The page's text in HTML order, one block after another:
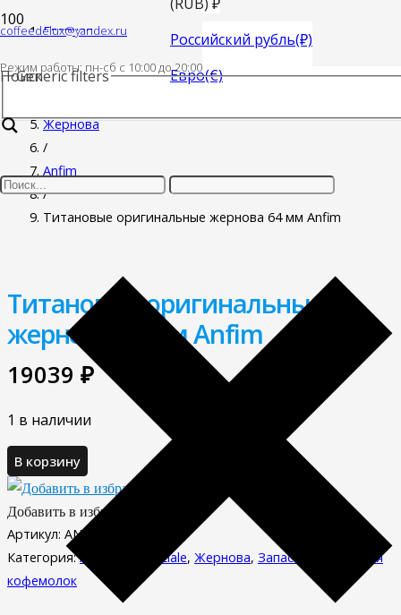
coffeedelux@yandex.ru
Режим работы: пн-cб с 10:00 до 20:00
Российский рубль(₽)
Евро(€)
Поиск
Generic filters
Главная
Запасные части для кофемолок
Жернова
/
Anfim
/
Титановые оригинальные жернова 64 мм Anfim
Титановые оригинальные
жернова 64 мм Anfim
19039 ₽
1 в наличии
В корзину
Добавить в избранное
Артикул: AN-64TIT
Категория:Anfim La Spaziale, Жернова, Запасные части для
кофемолок